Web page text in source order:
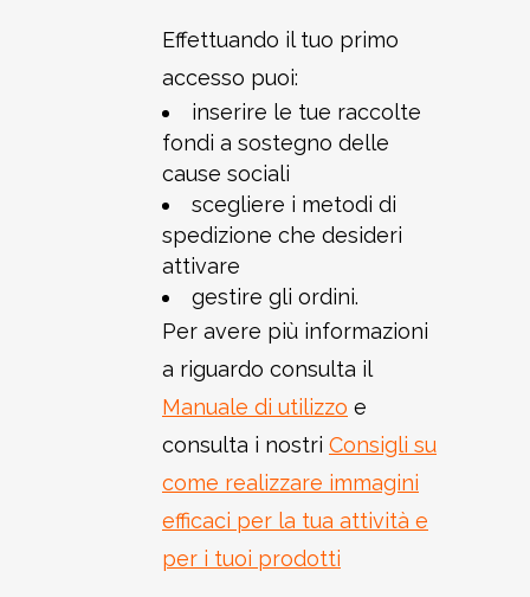
Effettuando il tuo primo
accesso puoi:
inserire le tue raccolte
fondi a sostegno delle
cause sociali
scegliere i metodi di
spedizione che desideri
attivare
gestire gli ordini.
Per avere più informazioni
a riguardo consulta il
Manuale di utilizzo e
consulta i nostri Consigli su
come realizzare immagini
efficaci per la tua attività e
per i tuoi prodotti